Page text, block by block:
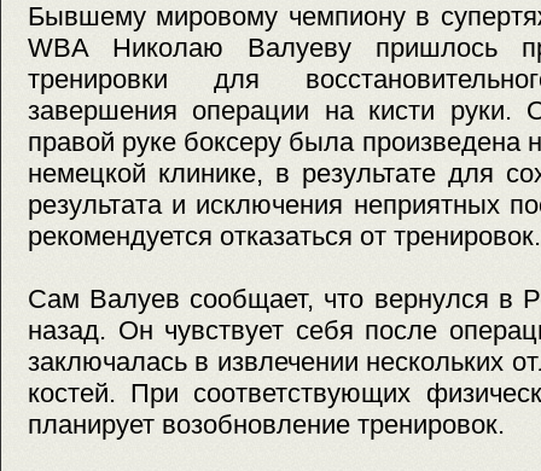
Бывшему мировому чемпиону в
WBA Николаю Валуеву пришлось
тренировки для
завершения операции на кисти руки.
правой руке боксеру была произведена
немецкой клинике, в результате для
результата и исключения неприятных
рекомендуется отказаться от тренировок.
Сам Валуев сообщает, что вернулся в
назад. Он чувствует себя после
заключалась в извлечении нескольких
костей. При соответствующих
планирует возобновление тренировок.